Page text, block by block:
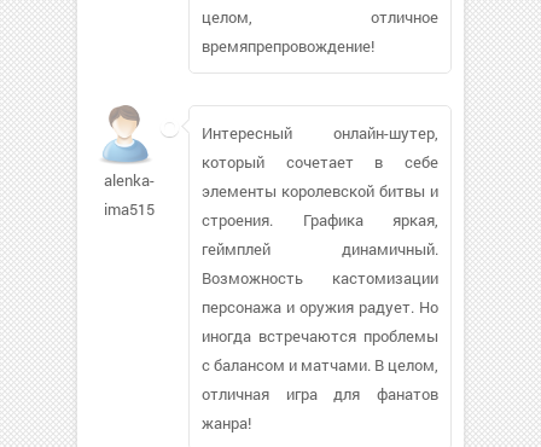
целом, отличное
времяпрепровождение!
alenka-
ima515
Интересный онлайн-шутер,
который сочетает в себе
элементы королевской битвы и
строения. Графика яркая,
геймплей динамичный.
Возможность кастомизации
персонажа и оружия радует. Но
иногда встречаются проблемы
с балансом и матчами. В целом,
отличная игра для фанатов
жанра!